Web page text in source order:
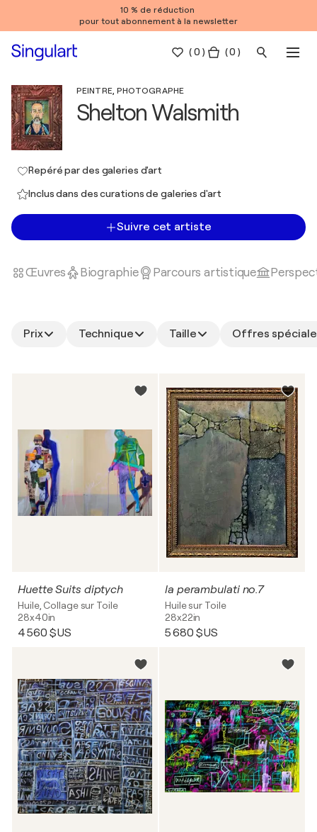
10 % de réduction
pour tout abonnement à la newsletter
(0 ) ( 0 )
PEINTRE, PHOTOGRAPHE
Shelton Walsmith
Repéré par des galeries d'art
Inclus dans des curations de galeries d'art
Suivre cet artiste
Œuvres Biographie Parcours artistique
Prix Technique Taille Offres
Huette Suits diptych
Huile, Collage sur Toile
28x40in
4 560 $US
la perambulati no.7
Huile sur Toile
28x22in
5 680 $US